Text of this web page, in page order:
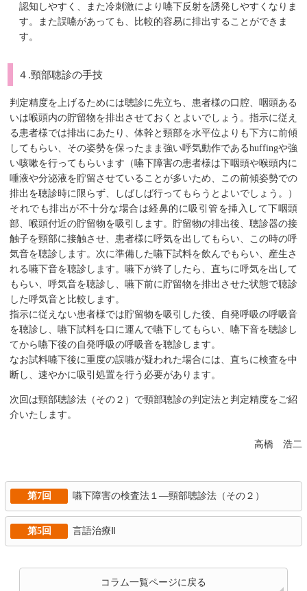
認知しやすく、また冷刺激により嚥下反射を誘発しやすくなりま
す。また誤嚥があっても、比較的容易に排出することができま
す。
４.頸部聴診の手技
判定精度を上げるためには聴診に先立ち、患者様の口腔、咽頭ある
いは喉頭内の貯留物を排出させておくとよいでしょう。指示に従え
る患者様では排出にあたり、体幹と頸部を水平位よりも下方に前傾
してもらい、その姿勢を保ったまま強い呼気動作であるhuffingや強
い咳嗽を行ってもらいます（嚥下障害の患者様は下咽頭や喉頭内に
唾液や分泌液を貯留させていることが多いため、この前傾姿勢での
排出を聴診時に限らず、しばしば行ってもらうとよいでしょう。）
それでも排出が不十分な場合は経鼻的に吸引管を挿入して下咽頭
部、喉頭付近の貯留物を吸引します。貯留物の排出後、聴診器の接
触子を頸部に接触させ、患者様に呼気を出してもらい、この時の呼
気音を聴診します。次に準備した嚥下試料を飲んでもらい、産生さ
れる嚥下音を聴診します。嚥下が終了したら、直ちに呼気を出して
もらい、呼気音を聴診し、嚥下前に貯留物を排出させた状態で聴診
した呼気音と比較します。
指示に従えない患者様では貯留物を吸引した後、自発呼吸の呼吸音
を聴診し、嚥下試料を口に運んで嚥下してもらい、嚥下音を聴診し
てから嚥下後の自発呼吸の呼吸音を聴診します。
なお試料嚥下後に重度の誤嚥が疑われた場合には、直ちに検査を中
断し、速やかに吸引処置を行う必要があります。
次回は頸部聴診法（その２）で頸部聴診の判定法と判定精度をご紹
介いたします。
高橋 浩二
第7回 嚥下障害の検査法１―頸部聴診法（その２）
第5回 言語治療Ⅱ
コラム一覧ページに戻る